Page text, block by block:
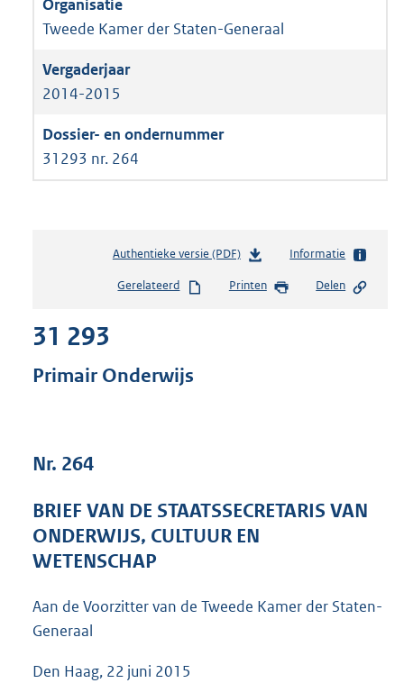
Tweede Kamer der Staten-Generaal
2014-2015
31293 nr. 264
Authentieke versie (PDF)b
s
e
:
b
Informatie
Gerelateerd Printen Delen
31 293
Primair Onderwijs
Nr. 264
BRIEF VAN DE STAATSSECRETARIS VAN
ONDERWIJS, CULTUUR EN
WETENSCHAP
Aan de Voorzitter van de Tweede Kamer der Staten-
Generaal
Den Haag, 22 juni 2015